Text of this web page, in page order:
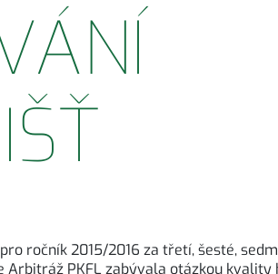
ročník 2015/2016 za třetí, šesté,
PKFL zabývala otázkou kvality